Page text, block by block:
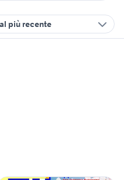
più recente